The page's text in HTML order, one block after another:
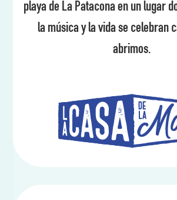
playa de La Patacona en un lugar
la música y la vida se celebran
abrimos.